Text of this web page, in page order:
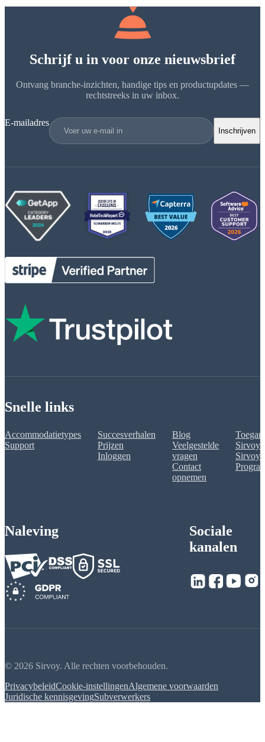
Schrijf u in voor onze nieuwsbrief
Ontvang branche-inzichten, handige tips en productupdates —
rechtstreeks in uw inbox.
E-mailadres
Inschrijven
Snelle links
Accommodatietypes
Support
Succesverhalen
Prijzen
Inloggen
Blog
Veelgestelde
vragen
Contact
opnemen
Sirvoy
Sirvoy
Naleving
Sociale
kanalen
© 2026 Sirvoy. Alle rechten voorbehouden.
PrivacybeleidCookie-instellingenAlgemene voorwaarden
Juridische kennisgevingSubverwerkers